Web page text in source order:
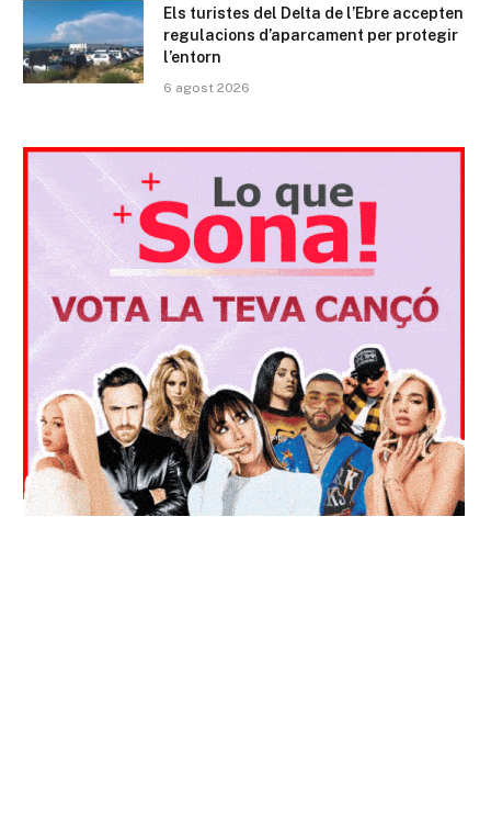
Els turistes del Delta de l’Ebre accepten
regulacions d’aparcament per protegir
l’entorn
6 agost 2026